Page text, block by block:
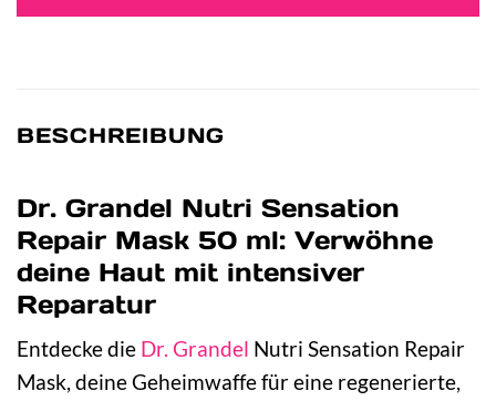
BESCHREIBUNG
Dr. Grandel Nutri Sensation
Repair Mask 50 ml: Verwöhne
deine Haut mit intensiver
Reparatur
Entdecke die Dr. Grandel Nutri Sensation Repair
Mask, deine Geheimwaffe für eine regenerierte,